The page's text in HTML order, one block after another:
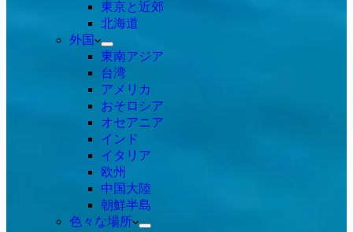
東京と近郊
北海道
外国
東南アジア
台湾
アメリカ
おそロシア
オセアニア
インド
イタリア
欧州
中国大陸
朝鮮半島
色々な場所